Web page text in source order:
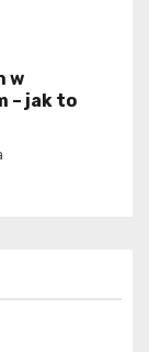
w
– jak to